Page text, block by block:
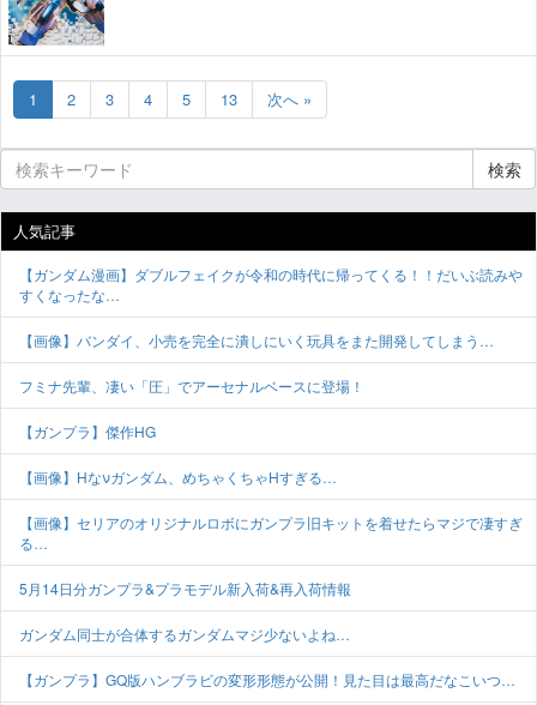
1 2 3 4 5 13 次へ »
検索
人気記事
【ガンダム漫画】ダブルフェイクが令和の時代に帰ってくる！！だいぶ読みや
すくなったな…
【画像】バンダイ、小売を完全に潰しにいく玩具をまた開発してしまう…
フミナ先輩、凄い「圧」でアーセナルベースに登場！
【ガンプラ】傑作HG
【画像】Hなνガンダム、めちゃくちゃHすぎる…
【画像】セリアのオリジナルロボにガンプラ旧キットを着せたらマジで凄すぎ
る…
5月14日分ガンプラ&プラモデル新入荷&再入荷情報
ガンダム同士が合体するガンダムマジ少ないよね…
【ガンプラ】GQ版ハンブラビの変形形態が公開！見た目は最高だなこいつ…